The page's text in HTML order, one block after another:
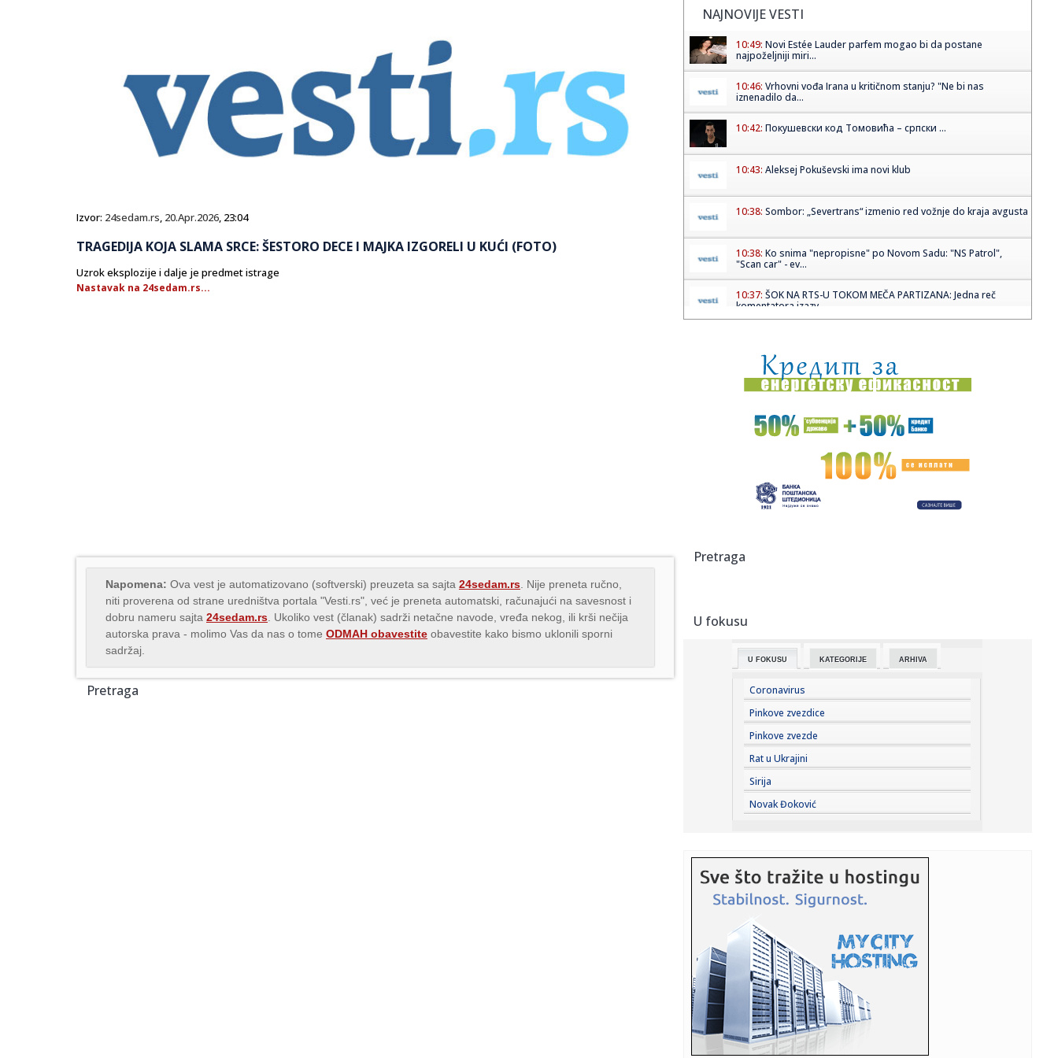
Izvor: 24sedam.rs, 20.Apr.2026, 23:04
TRAGEDIJA KOJA SLAMA SRCE: ŠESTORO DECE I MAJKA IZGORELI U KUĆI (FOTO)
Uzrok eksplozije i dalje je predmet istrage
Nastavak na 24sedam.rs...
Napomena: Ova vest je automatizovano (softverski) preuzeta sa sajta 24sedam.rs . Nije preneta ručno,
niti proverena od strane uredništva portala "Vesti.rs", već je preneta automatski, računajući na savesnost i
dobru nameru sajta 24sedam.rs . Ukoliko vest (članak) sadrži netačne navode, vređa nekog, ili krši nečija
autorska prava - molimo Vas da nas o tome ODMAH obavestite obavestite kako bismo uklonili sporni
sadržaj.
Pretraga
NAJNOVIJE VESTI
10:49: Novi Estée Lauder parfem mogao bi da postane
najpoželjniji miri...
10:46: Vrhovni vođa Irana u kritičnom stanju? "Ne bi nas
iznenadilo da...
10:42: Покушевски код Томовића – српски ...
10:43: Aleksej Pokuševski ima novi klub
10:38: Sombor: „Severtrans“ izmenio red vožnje do kraja avgusta
10:38: Ko snima "nepropisne" po Novom Sadu: "NS Patrol",
"Scan car" - ev...
10:37: ŠOK NA RTS-U TOKOM MEČA PARTIZANA: Jedna reč
komentatora izazv...
10:36:Vlahović nije nervozan – tvrde Italijani
10:31:Део Сремских Карловаца данас без ...
Potvrđeno: Stiže novi Audi Q8, poznati i prvi detalji
10:33:U Nemačkoj cene nekretnina stagniraju od početka
10:30:
10:30:
Midalidare 2026 – Rock in the Wine Valley: Dan Treći:
10:26:Braun zamera Tejtumu? "Mogao je da stane uz mene"
10:26:Bez vode delovi Avijatičarskog naselja i Sremskih
Karlovaca
10:20:Обезбедите карте на време и сви на ...
10:17: Leskovac: Crkveni ansambl Branko na pokloničkom
putovanju stop...
10:16:
"Poboljša...
10:14:VUKOTIĆ OTKRIO ŠTA JE ILIĆ PROMENIO: Nova uloga
donela Partiza...
10:13:Novi udar za Luku Dončić: Bivša verenica traži bogatstvo
na s...
10:13:"Primećujemo greške, ali verujemo da nije bilo loše
Pretraga
U fokusu
U FOKUSU KATEGORIJE ARHIVA
Coronavirus
Pinkove zvezdice
Pinkove zvezde
Rat u Ukrajini
Sirija
Novak Đoković